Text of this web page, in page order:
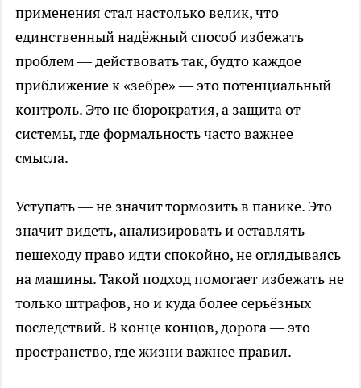
применения стал настолько велик, что
единственный надёжный способ избежать
проблем — действовать так, будто каждое
приближение к «зебре» — это потенциальный
контроль. Это не бюрократия, а защита от
системы, где формальность часто важнее
смысла.
Уступать — не значит тормозить в панике. Это
значит видеть, анализировать и оставлять
пешеходу право идти спокойно, не оглядываясь
на машины. Такой подход помогает избежать не
только штрафов, но и куда более серьёзных
последствий. В конце концов, дорога — это
пространство, где жизни важнее правил.